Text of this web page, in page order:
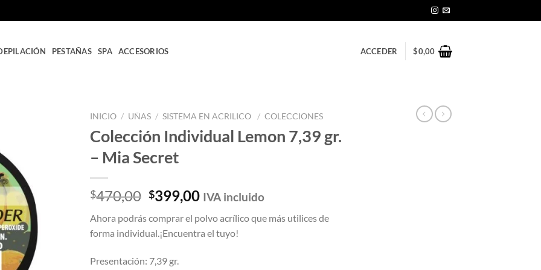
PESTAÑAS SPA ACCESORIOS ACCEDER $0,00
INICIO / UÑAS / SISTEMA EN ACRILICO / COLECCIONES
Colección Individual Lemon 7,39 gr.
– Mia Secret
$470,00 El
precio
original
era:
$399,00El
actual
es:
IVA incluido
Ahora podrás comprar el polvo acrílico que más utilices de
forma individual.¡Encuentra el tuyo!
Presentación: 7,39 gr.